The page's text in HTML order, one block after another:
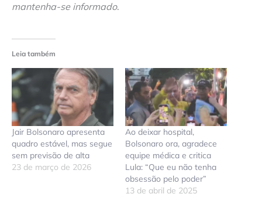
mantenha-se informado.
Leia também
Jair Bolsonaro apresenta
quadro estável, mas segue
sem previsão de alta
23 de março de 2026
Ao deixar hospital,
Bolsonaro ora, agradece
equipe médica e critica
Lula: “Que eu não tenha
obsessão pelo poder”
13 de abril de 2025